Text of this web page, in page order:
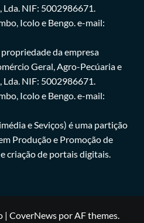
Lda. NIF: 5002986671.
Icolo e Bengo. e-mail:
da empresa
Geral, Agro-Pecúaria e
Lda. NIF: 5002986671.
Icolo e Bengo. e-mail:
e Seviços) é uma partição
Produção e Promoção de
criação de portais digitais.
| CoverNews por AF themes.